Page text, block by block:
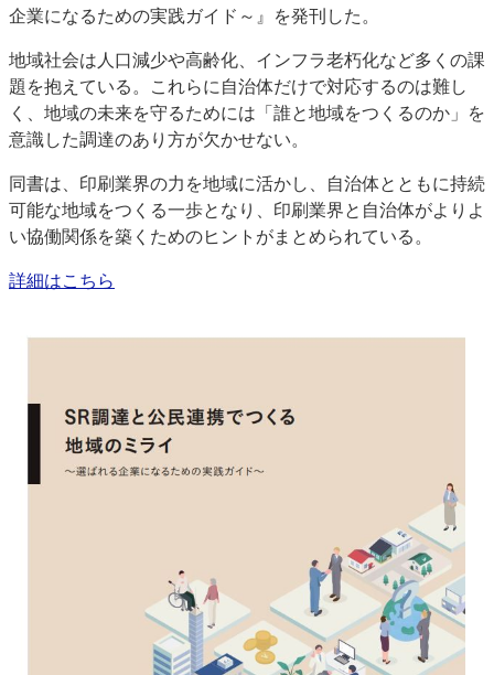
特集記事カテゴリー一覧
2022 見える化・MIS特集
特集・デジタル印刷 アイデアで勝負！ ～多様なビジネス・多彩な商材～
JAPAN PACK 2023 特集
中古印刷機・製本機特集
2022 検査・校正特集
案内
発刊案内
JFPI印刷用語集 印刷機材年鑑
運営
お問い合わせ
企業になるための実践ガイド～』を発刊した。
地域社会は人口減少や高齢化、インフラ老朽化など多くの課
題を抱えている。これらに自治体だけで対応するのは難し
く、地域の未来を守るためには「誰と地域をつくるのか」を
意識した調達のあり方が欠かせない。
同書は、印刷業界の力を地域に活かし、自治体とともに持続
可能な地域をつくる一歩となり、印刷業界と自治体がよりよ
い協働関係を築くためのヒントがまとめられている。
詳細はこちら